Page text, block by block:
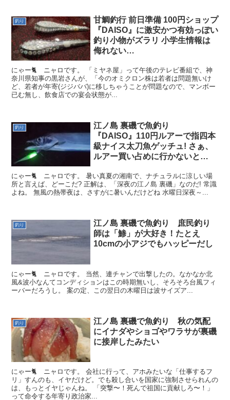
釣り
甘鯛釣行 前日準備 100円ショップ
『DAISO』に激安かつ有効っぽい
釣り小物がズラリ 小学生情報は
侮れない…
にゃー🐈 ニャロです。 「ミヤネ屋」って午後のテレビ番組で、神
奈川県知事の黒岩さんが、「今のオミクロン株は若者は問題無いけ
ど、若者が年寄(ジジババ)に移しちゃうことが問題なので、マンボー
已む無し、飲食店での宴会状態が...
釣り
江ノ島 裏磯で魚釣り
『DAISO』110円ルアーで指四本
級ナイス太刀魚ゲッチュ! さぁ、
ルアー買い占めに行かないと…
にゃー🐈 ニャロです。 暑い真夏の湘南で、ナチュラルに涼しい場
所と言えば、どーこだ? 正解は、「深夜の江ノ島 裏磯」なのだ! 常識
よね。 無風の熱帯夜は、さすがに暑いんだけどね 水曜日深夜～...
釣り
江ノ島 裏磯で魚釣り 庶民釣り
師は「鯵」が大好き！たとえ
10cmの小アジでもハッピーだし
にゃー🐈 ニャロです。 当然、連チャンで出撃したの。なかなか北
風&波小なんてコンディションはこの時期無いし、そろそろ台風フィ
ーバーだろうし。 案の定、この翌日の木曜日は波サイズア...
釣り
江ノ島 裏磯で魚釣り 秋の気配
にイナダやショゴやワラサが裏磯
に接岸したみたい
にゃー🐈 ニャロです。 会社に行って、アホみたいな「仕事するフ
リ」すんのも、イヤだけど。でも殺し合いを国家に強制させられんの
は、もっとイヤじゃんね。 「突撃〜！死んで祖国に貢献しろ〜！」
って命令する年寄り政治家...